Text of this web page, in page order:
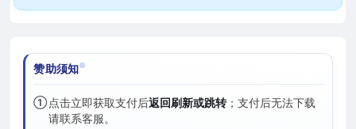
赞助须知
①点击立即获取支付后返回刷新或跳转；支付后无法下载
请联系客服。